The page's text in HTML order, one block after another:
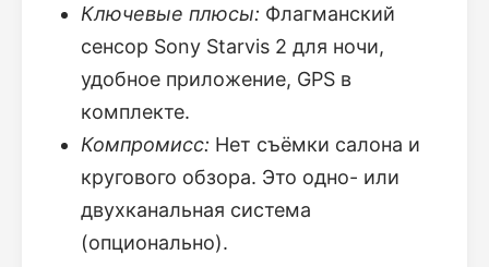
Ключевые плюсы: Флагманский
сенсор Sony Starvis 2 для ночи,
удобное приложение, GPS в
комплекте.
Компромисс: Нет съёмки салона и
кругового обзора. Это одно- или
двухканальная система
(опционально).